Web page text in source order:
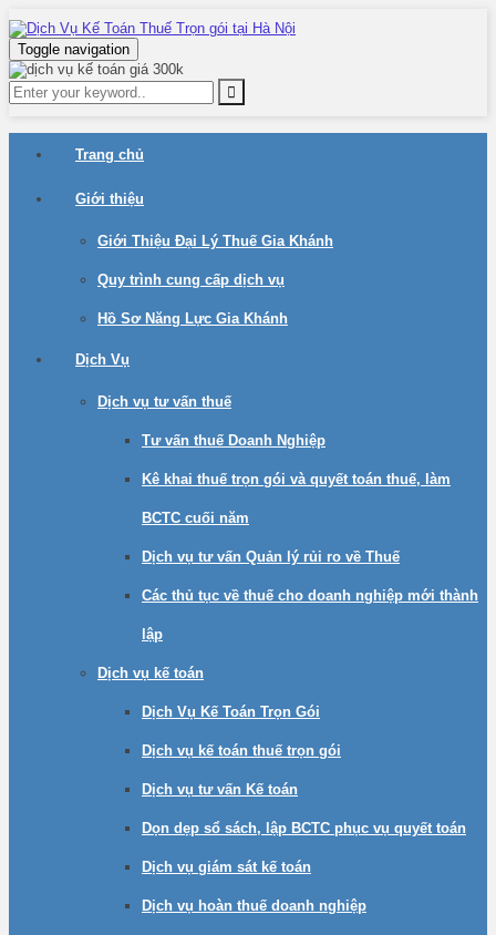
Toggle navigation
Trang chủ
Giới thiệu
Giới Thiệu Đại Lý Thuế Gia Khánh
Quy trình cung cấp dịch vụ
Hồ Sơ Năng Lực Gia Khánh
Dịch Vụ
Dịch vụ tư vấn thuế
Tư vấn thuế Doanh Nghiệp
Kê khai thuế trọn gói và quyết toán thuế, làm
BCTC cuối năm
Dịch vụ tư vấn Quản lý rủi ro về Thuế
Các thủ tục về thuế cho doanh nghiệp mới thành
lập
Dịch vụ kế toán
Dịch Vụ Kế Toán Trọn Gói
Dịch vụ kế toán thuế trọn gói
Dịch vụ tư vấn Kế toán
Dọn dẹp sổ sách, lập BCTC phục vụ quyết toán
Dịch vụ giám sát kế toán
Dịch vụ hoàn thuế doanh nghiệp